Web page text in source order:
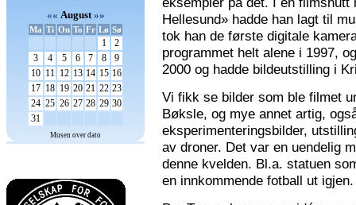
«« August»»
Ma Ti On To Fr Lø Sø
1
2
3
4 5 6 7 8
9
10 11 12 13 14 15 16
17 18 19 20 21 22 23
24 25 26 27 28 29 30
31
Musen over dato
Hellesund» hadde han lagt til
tok han de første digitale
programmet helt alene i 1997,
2000 og hadde bildeutstilling i
Vi fikk se bilder som ble filmet
Bøksle, og mye annet artig,
eksperimenteringsbilder,
av droner. Det var en uendelig
denne kvelden. Bl.a. statuen
en innkommende fotball ut igjen.